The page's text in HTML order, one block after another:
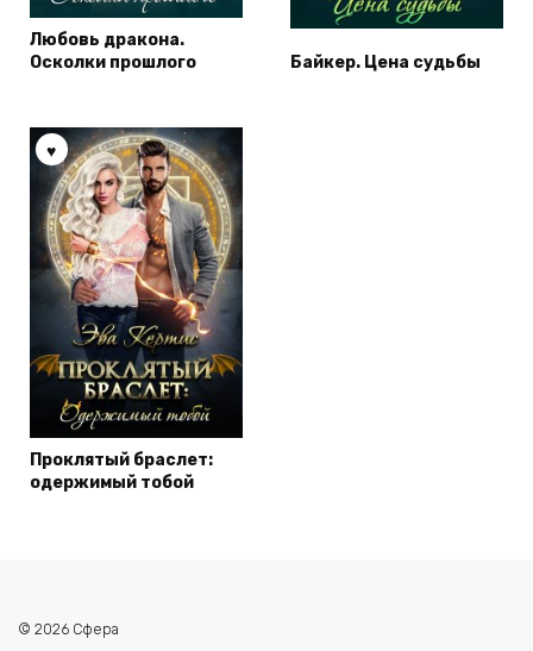
Любовь дракона.
Осколки прошлого
Байкер. Цена судьбы
Проклятый браслет:
одержимый тобой
© 2026 Сфера